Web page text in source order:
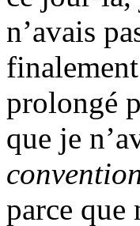
n’avais
prolongé
que je
parce que